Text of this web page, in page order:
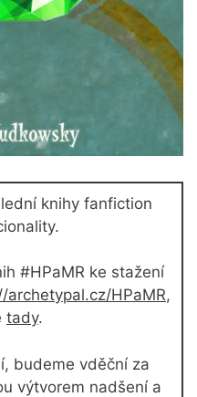
knihy fanfiction
#HPaMR ke stažení
archetypal.cz/HPaMR,
tady.
budeme vděční za
výtvorem nadšení a